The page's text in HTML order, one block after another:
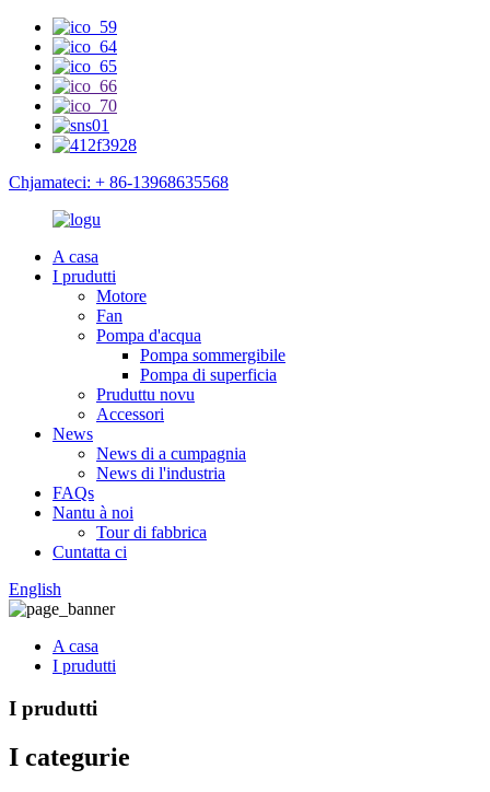
Chjamateci: + 86-13968635568
A casa
I prudutti
Motore
Fan
Pompa d'acqua
Pompa sommergibile
Pompa di superficia
Pruduttu novu
Accessori
News
News di a cumpagnia
News di l'industria
FAQs
Nantu à noi
Tour di fabbrica
Cuntatta ci
English
A casa
I prudutti
I prudutti
I categurie